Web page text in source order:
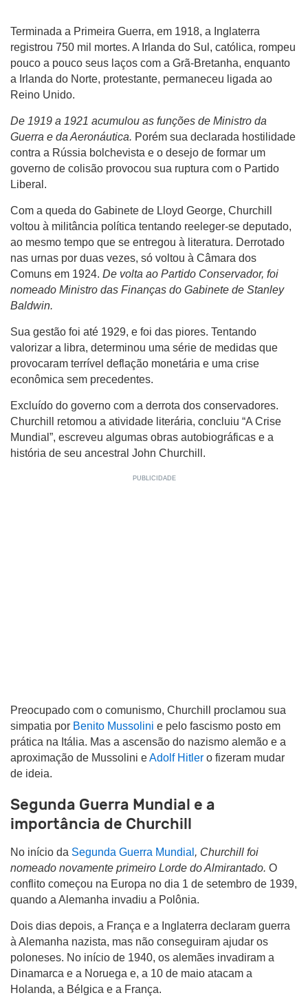
Terminada a Primeira Guerra, em 1918, a Inglaterra
registrou 750 mil mortes. A Irlanda do Sul, católica, rompeu
pouco a pouco seus laços com a Grã-Bretanha, enquanto
a Irlanda do Norte, protestante, permaneceu ligada ao
Reino Unido.
De 1919 a 1921 acumulou as funções de Ministro da
Guerra e da Aeronáutica. Porém sua declarada hostilidade
contra a Rússia bolchevista e o desejo de formar um
governo de colisão provocou sua ruptura com o Partido
Liberal.
Com a queda do Gabinete de Lloyd George, Churchill
voltou à militância política tentando reeleger-se deputado,
ao mesmo tempo que se entregou à literatura. Derrotado
nas urnas por duas vezes, só voltou à Câmara dos
Comuns em 1924. De volta ao Partido Conservador, foi
nomeado Ministro das Finanças do Gabinete de Stanley
Baldwin.
Sua gestão foi até 1929, e foi das piores. Tentando
valorizar a libra, determinou uma série de medidas que
provocaram terrível deflação monetária e uma crise
econômica sem precedentes.
Excluído do governo com a derrota dos conservadores.
Churchill retomou a atividade literária, concluiu “A Crise
Mundial”, escreveu algumas obras autobiográficas e a
história de seu ancestral John Churchill.
Preocupado com o comunismo, Churchill proclamou sua
simpatia por Benito Mussolini e pelo fascismo posto em
prática na Itália. Mas a ascensão do nazismo alemão e a
aproximação de Mussolini eAdolf Hitler o fizeram mudar
de ideia.
Segunda Guerra Mundial e a
importância de Churchill
No início da Segunda Guerra Mundial , Churchill foi
nomeado novamente primeiro Lorde do Almirantado. O
conflito começou na Europa no dia 1 de setembro de 1939,
quando a Alemanha invadiu a Polônia.
Dois dias depois, a França e a Inglaterra declaram guerra
à Alemanha nazista, mas não conseguiram ajudar os
poloneses. No início de 1940, os alemães invadiram a
Dinamarca e a Noruega e, a 10 de maio atacam a
Holanda, a Bélgica e a França.